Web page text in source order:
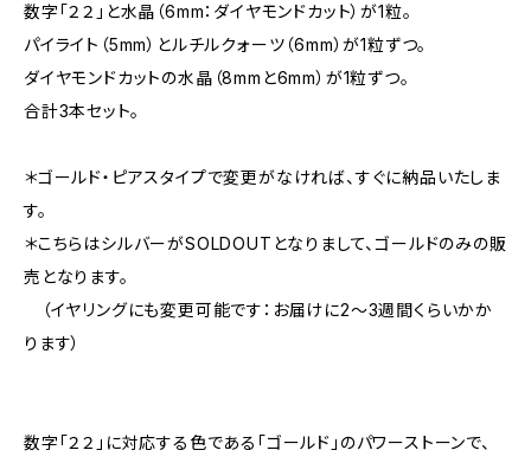
数字「２２」と水晶（6mm：ダイヤモンドカット）が1粒。
パイライト（5mm）とルチルクォーツ（6mm）が1粒ずつ。
ダイヤモンドカットの水晶（8mmと6mm）が1粒ずつ。
合計3本セット。
＊ゴールド・ピアスタイプで変更がなければ、すぐに納品いたしま
す。
＊こちらはシルバーがSOLDOUTとなりまして、ゴールドのみの販
売となります。
（イヤリングにも変更可能です：お届けに2～3週間くらいかか
ります）
数字「２２」に対応する色である「ゴールド」のパワーストーンで、